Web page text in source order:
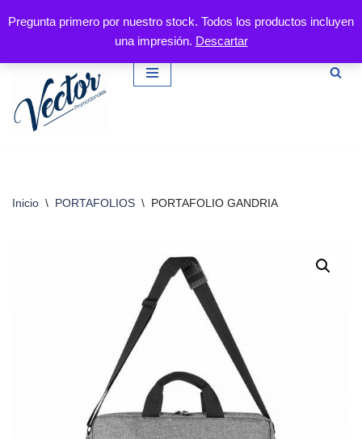
Pregunta primero por nuestro stock. Todos los productos incluyen
una impresión. Descartar
al
contenido
Inicio \ PORTAFOLIOS \ PORTAFOLIO GANDRIA